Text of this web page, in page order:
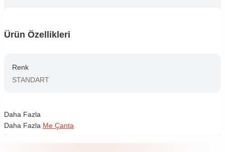
Ürün Özellikleri
Renk
STANDART
Daha Fazla
Daha Fazla Me Çanta